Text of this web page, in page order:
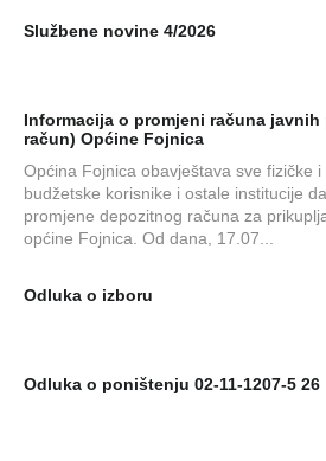
Službene novine 4/2026
Informacija o promjeni računa
račun) Općine Fojnica
Općina Fojnica obavještava sve fizičke i
budžetske korisnike i ostale institucije
promjene depozitnog računa za
općine Fojnica. Od dana, 17.07...
Odluka o izboru
Odluka o poništenju 02-11-1207-5 26